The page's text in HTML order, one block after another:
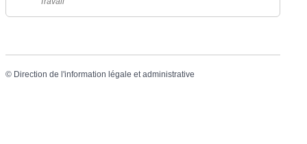
© Direction de l'information légale et administrative